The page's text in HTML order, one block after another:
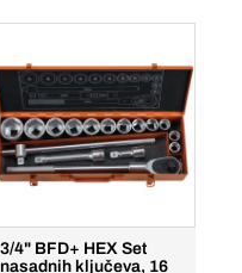
3/4" BFD+ HEX Set
nasadnih ključeva, 16